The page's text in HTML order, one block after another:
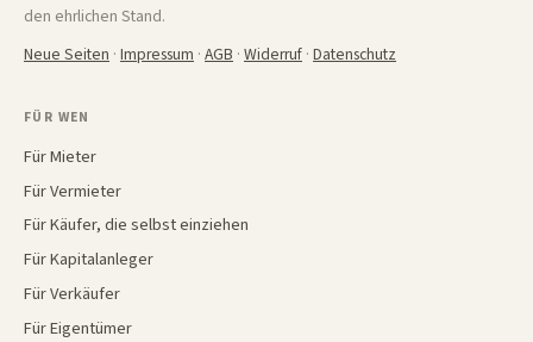
den ehrlichen Stand.
Neue Seiten · Impressum · AGB · Widerruf · Datenschutz
FÜR WEN
Für Mieter
Für Vermieter
Für Käufer, die selbst einziehen
Für Kapitalanleger
Für Verkäufer
Für Eigentümer